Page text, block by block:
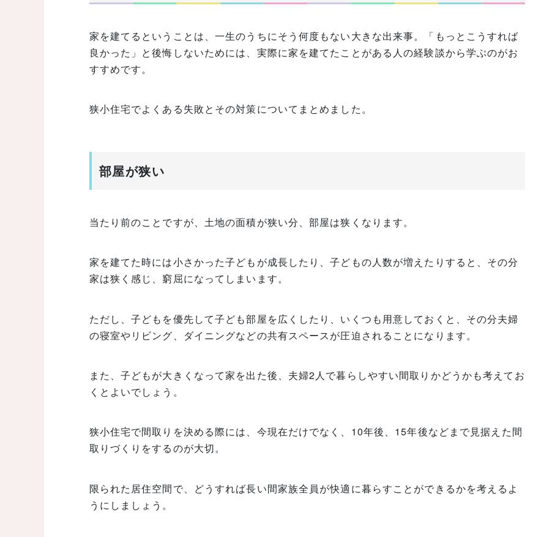
家を建てるということは、一生のうちにそう何度もない大きな出来事。「もっとこうすれば
良かった」と後悔しないためには、実際に家を建てたことがある人の経験談から学ぶのがお
すすめです。
狭小住宅でよくある失敗とその対策についてまとめました。
部屋が狭い
当たり前のことですが、土地の面積が狭い分、部屋は狭くなります。
家を建てた時には小さかった子どもが成長したり、子どもの人数が増えたりすると、その分
家は狭く感じ、窮屈になってしまいます。
ただし、子どもを優先して子ども部屋を広くしたり、いくつも用意しておくと、その分夫婦
の寝室やリビング、ダイニングなどの共有スペースが圧迫されることになります。
また、子どもが大きくなって家を出た後、夫婦2人で暮らしやすい間取りかどうかも考えてお
くとよいでしょう。
狭小住宅で間取りを決める際には、今現在だけでなく、10年後、15年後などまで見据えた間
取りづくりをするのが大切。
限られた居住空間で、どうすれば長い間家族全員が快適に暮らすことができるかを考えるよ
うにしましょう。